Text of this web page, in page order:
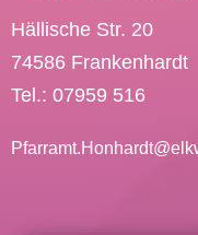
Hällische Str. 20
74586 Frankenhardt
Tel.: 07959 516
Pfarramt.Honhardt@